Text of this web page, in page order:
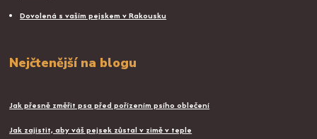
Dovolená s vaším pejskem v Rakousku
Nejčtenější na blogu
Jak přesně změřit psa před pořízením psího oblečení
Jak zajistit, aby váš pejsek zůstal v zimě v teple